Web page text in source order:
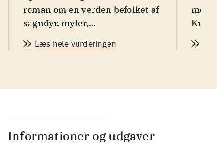
roman om en verden befolket af
sagndyr, myter,
hemmelige broderskaber. Til
udfordret.
videnskabsmænd, som, på
kejserens ordrer, har ført krig
mod mørk overtro, magi og
Læs hele vurderingen
Informationer og udgaver